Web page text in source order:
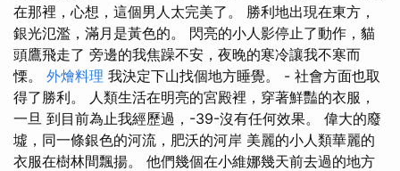
在那裡，心想，這個男人太完美了。 勝利地出現在東方，
銀光氾濫，滿月是黃色的。 閃亮的小人影停止了動作，貓
頭鷹飛走了 旁邊的我焦躁不安，夜晚的寒冷讓我不寒而
慄。 外燴料理 我決定下山找個地方睡覺。 - 社會方面也取
得了勝利。 人類生活在明亮的宮殿裡，穿著鮮豔的衣服，
一旦 到目前為止我經歷過，-39-沒有任何效果。 偉大的廢
墟，同一條銀色的河流，肥沃的河岸 美麗的小人類華麗的
衣服在樹林間飄揚。 他們幾個在小維娜幾天前去過的地方